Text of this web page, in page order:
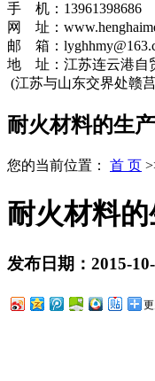
手 机：13961398686
网 址：
邮 箱：
地 址：江苏连云港自
(江苏与山东交界处赣
耐火材料的生
您的当前位置： 首 页
耐火材料
发布日期： 2015-